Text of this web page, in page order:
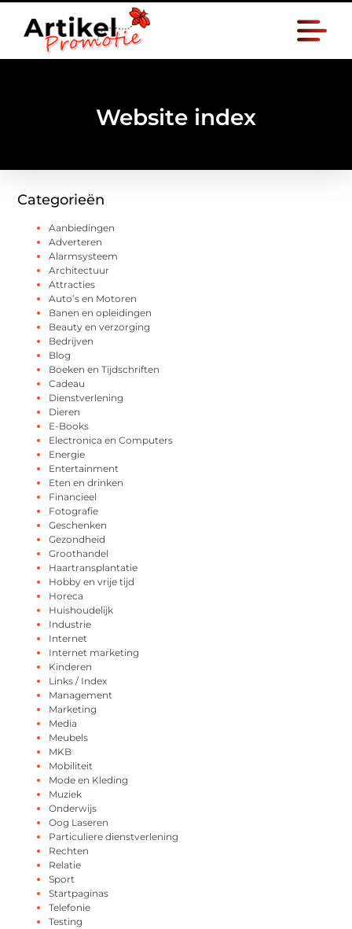
Website index
Categorieën
Aanbiedingen
Adverteren
Alarmsysteem
Architectuur
Attracties
Auto’s en Motoren
Banen en opleidingen
Beauty en verzorging
Bedrijven
Blog
Boeken en Tijdschriften
Cadeau
Dienstverlening
Dieren
E-Books
Electronica en Computers
Energie
Entertainment
Eten en drinken
Financieel
Fotografie
Geschenken
Gezondheid
Groothandel
Haartransplantatie
Hobby en vrije tijd
Horeca
Huishoudelijk
Industrie
Internet
Internet marketing
Kinderen
Links / Index
Management
Marketing
Media
Meubels
MKB
Mobiliteit
Mode en Kleding
Muziek
Onderwijs
Oog Laseren
Particuliere dienstverlening
Rechten
Relatie
Sport
Startpaginas
Telefonie
Testing